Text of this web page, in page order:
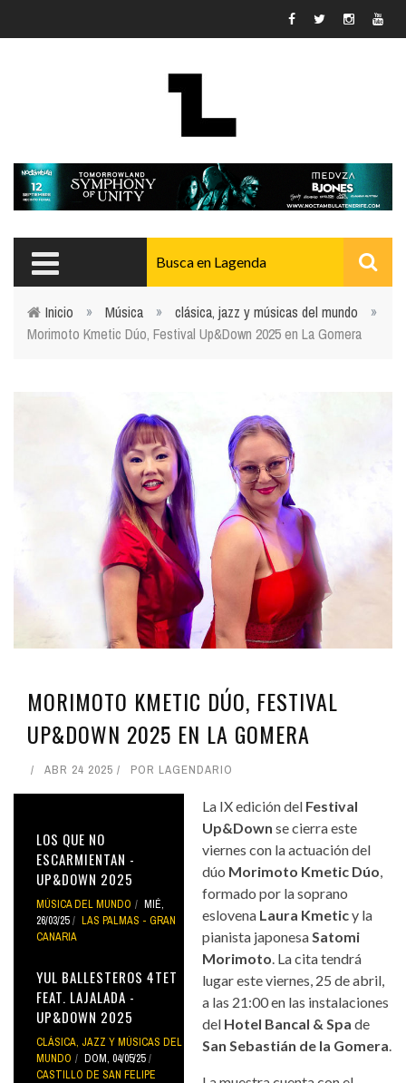
Usted está aquí
Inicio » Música » clásica, jazz y músicas del mundo
»
Morimoto Kmetic Dúo, Festival Up&Down 2025 en La Gomera
MORIMOTO KMETIC DÚO, FESTIVAL
UP&DOWN 2025 EN LA GOMERA
ABR 24 2025 POR LAGENDARIO
LOS QUE NO
ESCARMIENTAN -
UP&DOWN 2025
MÚSICA DEL MUNDO
MIÉ,
26/03/25
LAS PALMAS - GRAN
CANARIA
YUL BALLESTEROS 4TET
FEAT. LAJALADA -
UP&DOWN 2025
CLÁSICA, JAZZ Y MÚSICAS DEL
MUNDO
DOM, 04/05/25
CASTILLO DE SAN FELIPE
La IX edición del Festival
Up&Downse cierra este
viernes con la actuación del
dúo Morimoto Kmetic Dúo,
formado por la soprano
eslovena Laura Kmeticy la
pianista japonesaSatomi
Morimoto. La cita tendrá
lugar este viernes, 25 de abril,
a las 21:00 en las instalaciones
del Hotel Bancal & Spa de
San Sebastián de la Gomera.